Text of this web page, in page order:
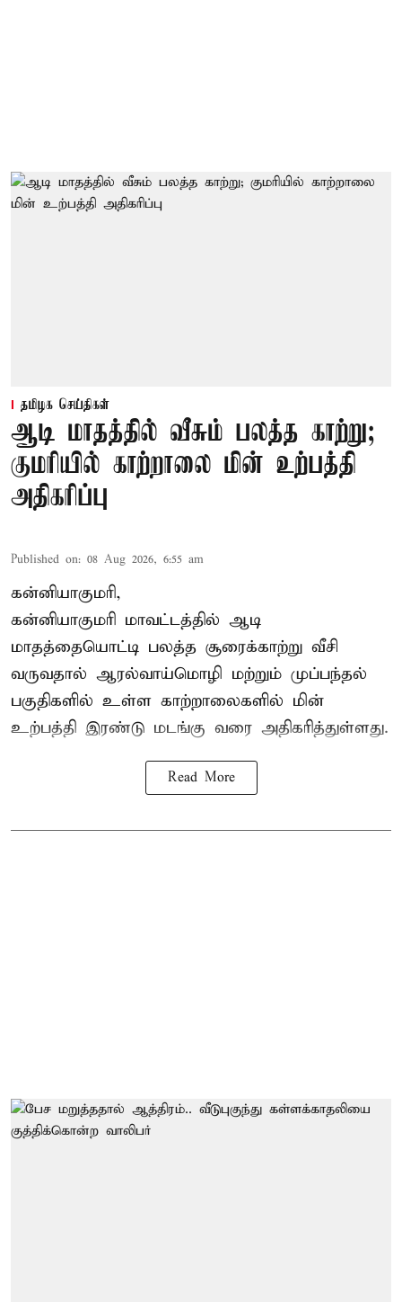
தமிழக செய்திகள்
ஆடி மாதத்தில் வீசும் பலத்த காற்று;
குமரியில் காற்றாலை மின் உற்பத்தி
அதிகரிப்பு
Published on: 08 Aug 2026, 6:55 am
கன்னியாகுமரி,
கன்னியாகுமரி மாவட்டத்தில் ஆடி
மாதத்தையொட்டி பலத்த சூரைக்காற்று வீசி
வருவதால் ஆரல்வாய்மொழி மற்றும் முப்பந்தல்
பகுதிகளில் உள்ள காற்றாலைகளில் மின்
உற்பத்தி இரண்டு மடங்கு வரை அதிகரித்துள்ளது.
Read More